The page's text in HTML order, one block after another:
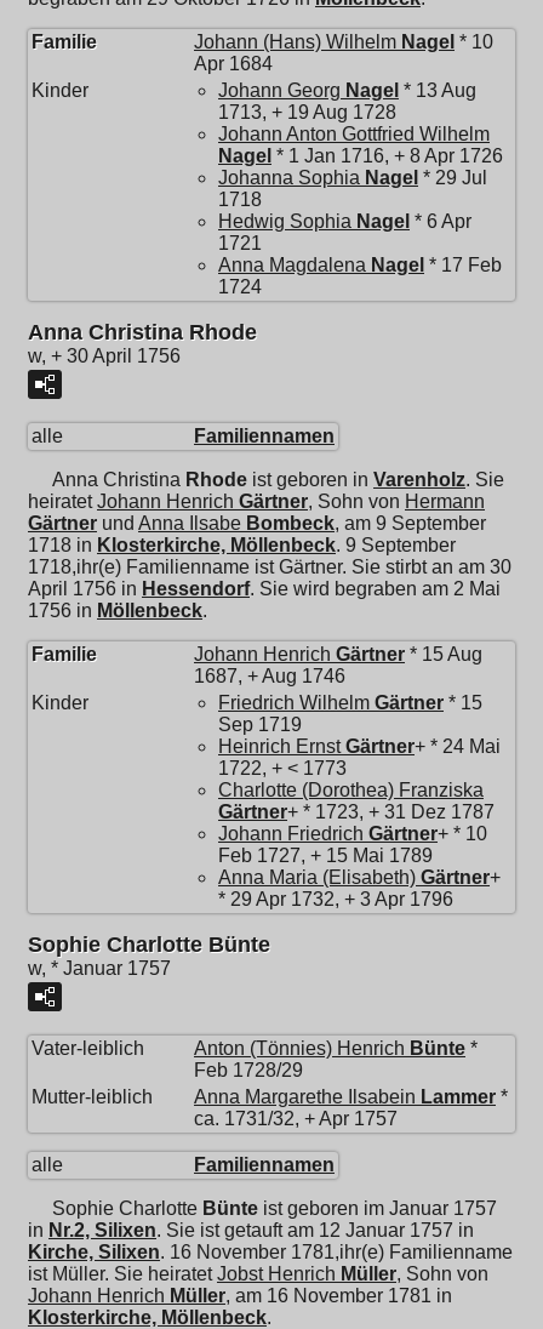
Familie Johann (Hans) Wilhelm Nagel * 10
Apr 1684
Kinder
Johann Georg Nagel * 13 Aug
1713, + 19 Aug 1728
Johann Anton Gottfried Wilhelm
Nagel * 1 Jan 1716, + 8 Apr 1726
Johanna Sophia Nagel * 29 Jul
1718
Hedwig Sophia Nagel * 6 Apr
1721
Anna Magdalena Nagel * 17 Feb
1724
Anna Christina Rhode
w, + 30 April 1756
alle Familiennamen
Anna Christina Rhode ist geboren in Varenholz. Sie
heiratetJohann Henrich Gärtner, Sohn von Hermann
Gärtner und Anna Ilsabe Bombeck, am 9 September
1718 in Klosterkirche, Möllenbeck. 9 September
1718,ihr(e) Familienname ist Gärtner. Sie stirbt an am 30
April 1756 in Hessendorf. Sie wird begraben am 2 Mai
1756 in Möllenbeck.
Familie Johann Henrich Gärtner * 15 Aug
1687, + Aug 1746
Kinder
Friedrich Wilhelm Gärtner * 15
Sep 1719
Heinrich Ernst Gärtner+ * 24 Mai
1722, + < 1773
Charlotte (Dorothea) Franziska
Gärtner+ * 1723, + 31 Dez 1787
Johann Friedrich Gärtner+ * 10
Feb 1727, + 15 Mai 1789
Anna Maria (Elisabeth) Gärtner+
* 29 Apr 1732, + 3 Apr 1796
Sophie Charlotte Bünte
w, * Januar 1757
Vater-leiblich Anton (Tönnies) Henrich Bünte *
Feb 1728/29
Mutter-leiblich
Anna Margarethe Ilsabein Lammer *
ca. 1731/32, + Apr 1757
alle Familiennamen
Sophie Charlotte Bünte ist geboren im Januar 1757
in Nr.2, Silixen. Sie ist getauft am 12 Januar 1757 in
Kirche, Silixen. 16 November 1781,ihr(e) Familienname
ist Müller. Sie heiratetJobst Henrich Müller, Sohn von
Johann Henrich Müller, am 16 November 1781 in
Klosterkirche, Möllenbeck.